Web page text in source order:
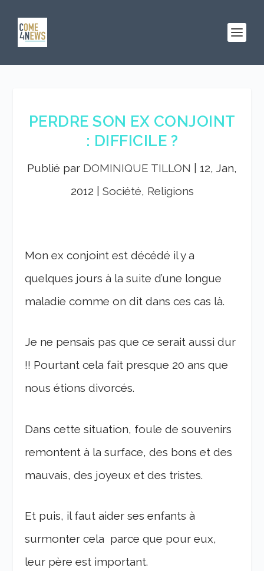
PERDRE SON EX CONJOINT
: DIFFICILE ?
Publié par DOMINIQUE TILLON
12, Jan,
2012
Société, Religions
Mon ex conjoint est décédé il y a
quelques jours à la suite d’une longue
maladie comme on dit dans ces cas là.
Je ne pensais pas que ce serait aussi dur
!! Pourtant cela fait presque 20 ans que
nous étions divorcés.
Dans cette situation, foule de souvenirs
remontent à la surface, des bons et des
mauvais, des joyeux et des tristes.
Et puis, il faut aider ses enfants à
surmonter cela parce que pour eux,
leur père est important.